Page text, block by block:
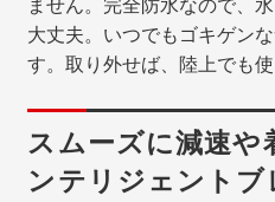
ません。完全防水なので、
大丈夫。いつでもゴキゲン
す。取り外せば、陸上でも使
スムーズに減速や
ンテリジェント